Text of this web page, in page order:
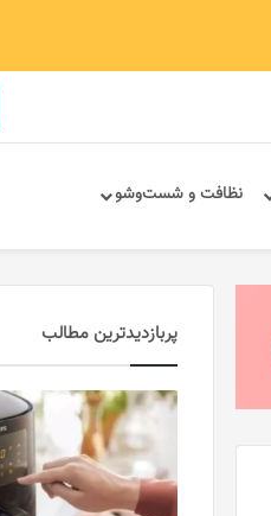
نظافت و شست‌وشو
پربازدیدترین مطالب